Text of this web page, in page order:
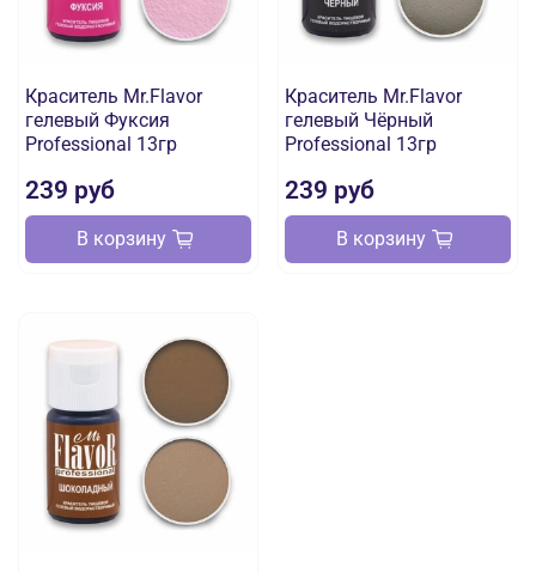
Краситель Mr.Flavor
гелевый Фуксия
Professional 13гр
239 руб
В корзину
Краситель Mr.Flavor
гелевый Чёрный
Professional 13гр
239 руб
В корзину